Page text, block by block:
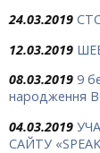
24.03.2019
12.03.2019
08.03.2019 9
народження
04.03.2019
САЙТУ